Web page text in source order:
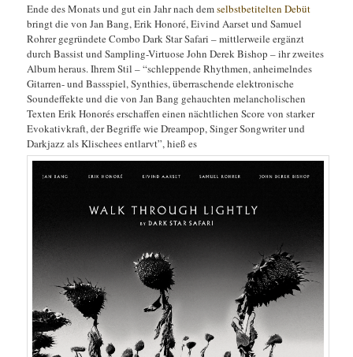
Ende des Monats und gut ein Jahr nach demselbstbetitelten Debüt
bringt die von Jan Bang, Erik Honoré, Eivind Aarset und Samuel
Rohrer gegründete Combo Dark Star Safari – mittlerweile ergänzt
durch Bassist und Sampling-Virtuose John Derek Bishop – ihr zweites
Album heraus. Ihrem Stil – “schleppende Rhythmen, anheimelndes
Gitarren- und Bassspiel, Synthies, überraschende elektronische
Soundeffekte und die von Jan Bang gehauchten melancholischen
Texten Erik Honorés erschaffen einen nächtlichen Score von starker
Evokativkraft, der Begriffe wie Dreampop, Singer Songwriter und
Darkjazz als Klischees entlarvt”, hieß es